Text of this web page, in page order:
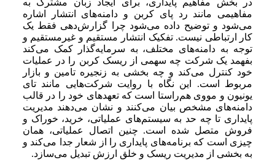
در بخش مفاهیم پایداری، برای ایجاد زبان مشترک به
مفاهیمی مانند رد پای کربن و دامنه‌های انتشار اشاره
می‌شود و توضیح داده می‌شود چرا گزارش‌دهی فقط یک
کار ارتباطی نیست. تفکیک انتشار مستقیم و غیرمستقیم و
توجه به دامنه‌های مختلف، به سرمایه‌گذار کمک می‌کند
بفهمد یک شرکت چه سهمی از ریسک کربن را در عملیات
خود کنترل می‌کند و چه بخشی به زنجیره تامین و بازار
مربوط است. این نگاه با روایت شرکت‌هایی مانند تای
یونیون و مووی هم‌راستا است که تعهدهای خود را در قالب
دامنه‌های مشخص بیان می‌کنند و نشان می‌دهند مدیریت
پایداری تا چه حد به سیستم‌های عملیاتی، خرید، خوراک و
فروش متصل شده است. چنین اتصال عملیاتی، همان
چیزی است که برنامه‌های پایداری را از شعار جدا می‌کند و
به بخشی از مدیریت ریسک و خلق ارزش تبدیل می‌سازد.